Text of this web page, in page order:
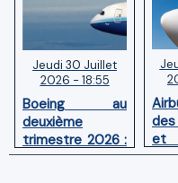
Jeudi 30 Juillet
2026 - 18:55
Boeing au
deuxième
trimestre 2026 :
Chiffre d'affaires
et